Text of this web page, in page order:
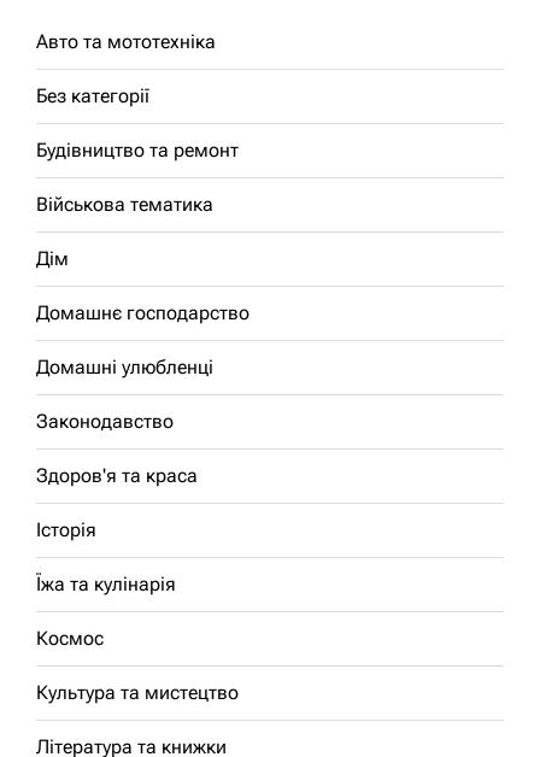
Авто та мототехніка
Без категорії
Будівництво та ремонт
Військова тематика
Дім
Домашнє господарство
Домашні улюбленці
Законодавство
Здоров'я та краса
Історія
Їжа та кулінарія
Космос
Культура та мистецтво
Література та книжки